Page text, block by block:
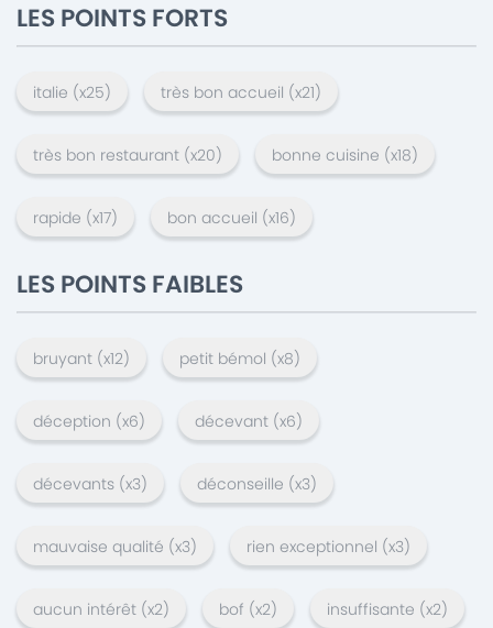
LES POINTS FORTS
italie (x25) très bon accueil (x21)
très bon restaurant (x20) bonne cuisine (x18)
rapide (x17) bon accueil (x16)
LES POINTS FAIBLES
bruyant (x12) petit bémol (x8)
déception (x6) décevant (x6)
décevants (x3) déconseille (x3)
mauvaise qualité (x3) rien exceptionnel (x3)
aucun intérêt (x2) bof (x2) insuffisante (x2)